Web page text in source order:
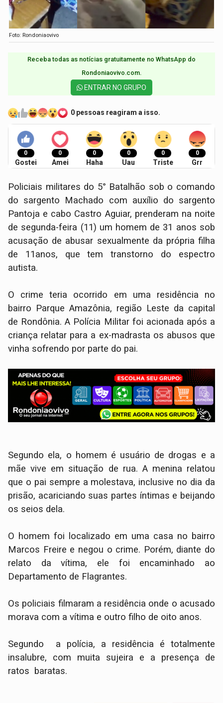
Foto: Rondoniaovivo
Receba todas as notícias gratuitamente no WhatsApp do
Rondoniaovivo.com.​
ENTRAR NO GRUPO
0 pessoas reagiram a isso.
0
Gostei
0
Amei
0
Haha
0
Uau
0
Triste
0
Grr
Policiais militares do 5° Batalhão sob o comando
do sargento Machado com auxílio do sargento
Pantoja e cabo Castro Aguiar, prenderam na noite
de segunda-feira (11) um homem de 31 anos sob
acusação de abusar sexualmente da própria filha
de 11anos, que tem transtorno do espectro
autista.
O crime teria ocorrido em uma residência no
bairro Parque Amazônia, região Leste da capital
de Rondônia. A Polícia Militar foi acionada após a
criança relatar para a ex-madrasta os abusos que
vinha sofrendo por parte do pai.
Segundo ela, o homem é usuário de drogas e a
mãe vive em situação de rua. A menina relatou
que o pai sempre a molestava, inclusive no dia da
prisão, acariciando suas partes íntimas e beijando
os seios dela.
O homem foi localizado em uma casa no bairro
Marcos Freire e negou o crime. Porém, diante do
relato da vítima, ele foi encaminhado ao
Departamento de Flagrantes.
Os policiais filmaram a residência onde o acusado
morava com a vítima e outro filho de oito anos.
Segundo a polícia, a residência é totalmente
insalubre, com muita sujeira e a presença de
ratos baratas.